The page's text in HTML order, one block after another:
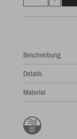
Beschreibung
Details
Material